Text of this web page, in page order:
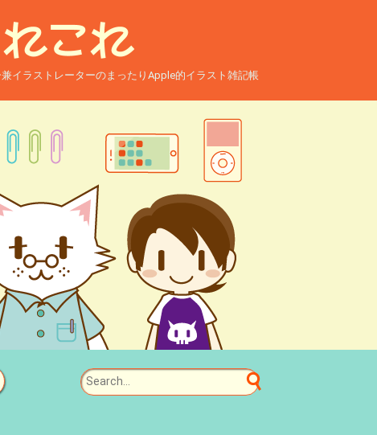
イラストレーターのまったりApple的イラスト雑記帳